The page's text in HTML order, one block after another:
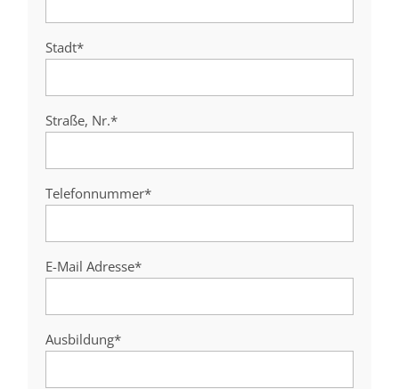
Stadt*
Straße, Nr.*
Telefonnummer*
E-Mail Adresse*
Ausbildung*